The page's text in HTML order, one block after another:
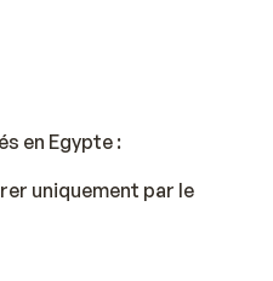
en Egypte :
uniquement par le